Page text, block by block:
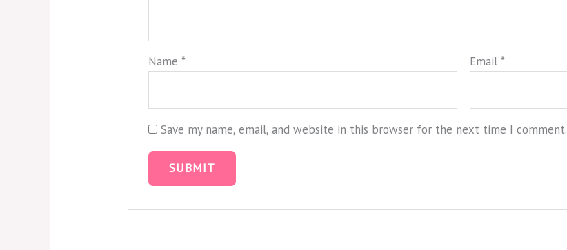
Name * Email*
Save my name, email, and website in this browser for the next time I comment.